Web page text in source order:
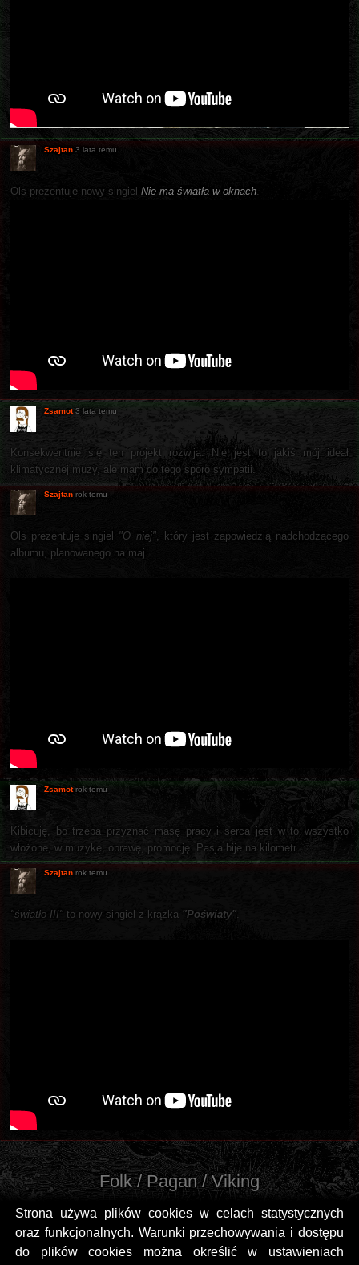
Strona używa plików cookies w celach statystycznych
oraz funkcjonalnych. Warunki przechowywania i dostępu
do plików cookies można określić w ustawieniach
Szajtan 3 lata temu
Ols prezentuje nowy singiel Nie ma światła w oknach
Zsamot 3 lata temu
Konsekwentnie się ten projekt rozwija. Nie jest to jakiś mój ideał
klimatycznej muzy, ale mam do tego sporo sympatii.
Szajtan rok temu
Ols prezentuje singiel "O niej", który jest zapowiedzią nadchodzącego
albumu, planowanego na maj.
Zsamot rok temu
Kibicuję, bo trzeba przyznać masę pracy i serca jest w to wszystko
włożone, w muzykę, oprawę, promocję. Pasja bije na kilometr.
Szajtan rok temu
"światło III" to nowy singiel z krążka "Poświaty".
Folk / Pagan / Viking